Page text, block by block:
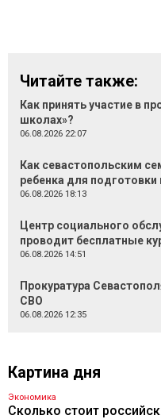
Читайте также:
Как принять участие в
школах»?
06.08.2026 22:07
Как севастопольским
ребенка для подготовки
06.08.2026 18:13
Центр социального
проводит бесплатные
06.08.2026 14:51
Прокуратура
СВО
06.08.2026 12:35
Картина дня
Экономика
Сколько стоит